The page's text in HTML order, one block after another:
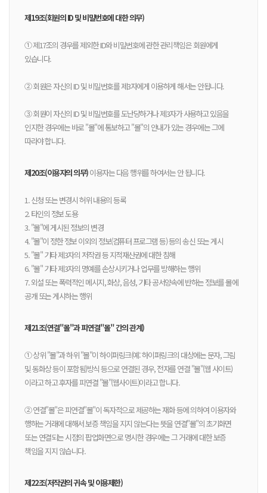
제19조(회원의 ID 및 비밀번호에 대한 의무)
① 제17조의 경우를 제외한 ID와 비밀번호에 관한 관리책임은 회원에게
있습니다.
② 회원은 자신의 ID 및 비밀번호를 제3자에게 이용하게 해서는 안됩니다.
③ 회원이 자신의 ID 및 비밀번호를 도난당하거나 제3자가 사용하고 있음을
인지한 경우에는 바로 "몰"에 통보하고 "몰"의 안내가 있는 경우에는 그에
따라야 합니다.
제20조(이용자의 의무)이용자는 다음 행위를 하여서는 안 됩니다.
1. 신청 또는 변경시 허위 내용의 등록
2. 타인의 정보 도용
3. "몰"에 게시된 정보의 변경
4. "몰"이 정한 정보 이외의 정보(컴퓨터 프로그램 등) 등의 송신 또는 게시
5. "몰" 기타 제3자의 저작권 등 지적재산권에 대한 침해
6. "몰" 기타 제3자의 명예를 손상시키거나 업무를 방해하는 행위
7. 외설 또는 폭력적인 메시지, 화상, 음성, 기타 공서양속에 반하는 정보를 몰에
공개 또는 게시하는 행위
제21조(연결"몰"과 피연결"몰" 간의 관계)
① 상위 "몰"과 하위 "몰"이 하이퍼링크(예: 하이퍼링크의 대상에는 문자, 그림
및 동화상 등이 포함됨)방식 등으로 연결된 경우, 전자를 연결 "몰"(웹 사이트)
이라고 하고 후자를 피연결 "몰"(웹사이트)이라고 합니다.
② 연결"몰"은 피연결"몰"이 독자적으로 제공하는 재화 등에 의하여 이용자와
행하는 거래에 대해서 보증 책임을 지지 않는다는 뜻을 연결"몰"의 초기화면
또는 연결되는 시점의 팝업화면으로 명시한 경우에는 그 거래에 대한 보증
책임을 지지 않습니다.
제22조(저작권의 귀속 및 이용제한)